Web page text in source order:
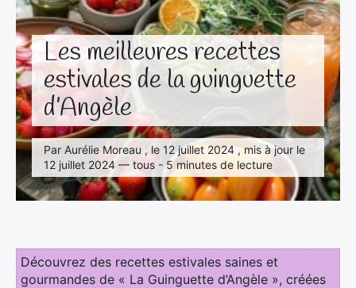
Les meilleures recettes
estivales de la guinguette
d’Angèle
Par Aurélie Moreau , le 12 juillet 2024 , mis à jour le
12 juillet 2024 — tous - 5 minutes de lecture
Découvrez des recettes estivales saines et
gourmandes de « La Guinguette d’Angèle », créées